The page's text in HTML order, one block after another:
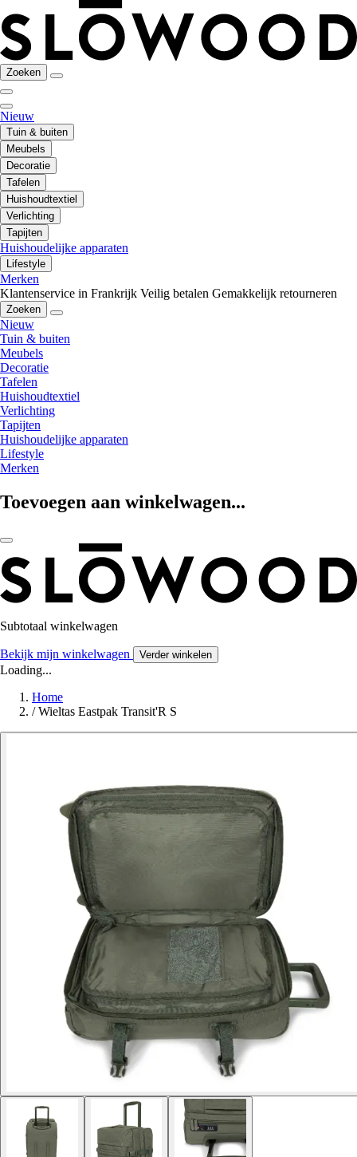
Zoeken
Nieuw
Tuin & buiten
Meubels
Decoratie
Tafelen
Huishoudtextiel
Verlichting
Tapijten
Huishoudelijke apparaten
Lifestyle
Merken
Klantenservice in Frankrijk Veilig betalen Gemakkelijk retourneren
Zoeken
Nieuw
Tuin & buiten
Meubels
Decoratie
Tafelen
Huishoudtextiel
Verlichting
Tapijten
Huishoudelijke apparaten
Lifestyle
Merken
Toevoegen aan winkelwagen...
Subtotaal winkelwagen
Bekijk mijn winkelwagen Verder winkelen
Loading...
Home
/ Wieltas Eastpak Transit'R S